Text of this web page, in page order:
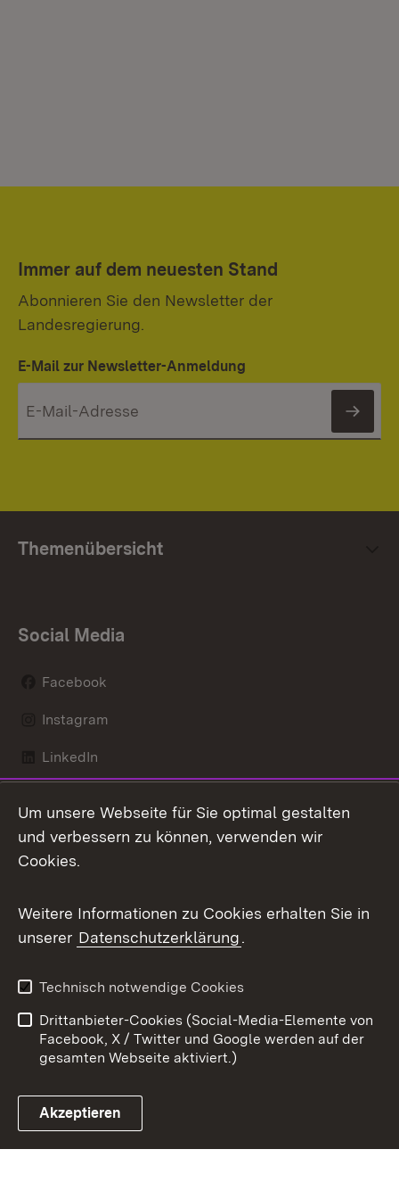
Immer auf dem neuesten Stand
Abonnieren Sie den Newsletter der
Landesregierung.
E-Mail zur Newsletter-Anmeldung
Themenübersicht
Social Media
Facebook
Instagram
LinkedIn
X / Twitter
Youtube
Link zum Landesportal
Kontakt
Datenschutz
Barrierefreiheit
Impressum
Cookies
Um unsere Webseite für Sie optimal gestalten
und verbessern zu können, verwenden wir
Cookies.
Weitere Informationen zu Cookies erhalten Sie in
unserer Datenschutzerklärung.
Technisch notwendige Cookies
Drittanbieter-Cookies (Social-Media-Elemente von
Facebook, X / Twitter und Google werden auf der
gesamten Webseite aktiviert.)
Akzeptieren